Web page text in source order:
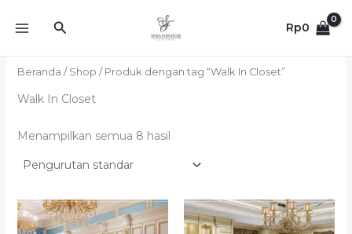
Cari Rp0
Beranda / Shop / Produk dengan tag “Walk In Closet”
Walk In Closet
Menampilkan semua 8 hasil